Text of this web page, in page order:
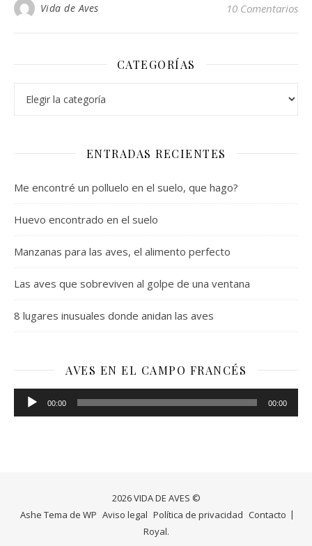
Vida de Aves 10 Comentarios
CATEGORÍAS
ENTRADAS RECIENTES
Me encontré un polluelo en el suelo, que hago?
Huevo encontrado en el suelo
Manzanas para las aves, el alimento perfecto
Las aves que sobreviven al golpe de una ventana
8 lugares inusuales donde anidan las aves
AVES EN EL CAMPO FRANCÉS
Reproductor
00:00 00:00
2026 VIDA DE AVES ©
Aviso legal Política de privacidad Contacto
Ashe Tema de WP
Royal.